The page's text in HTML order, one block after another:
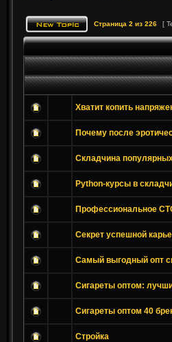
Страница 2 из 226 [
Хватит копить
Почему после
Складчина
Python-курсы в
Профессиональное
Секрет успешной
Самый выгодный опт
Сигареты оптом:
Сигареты оптом 40
Стройка